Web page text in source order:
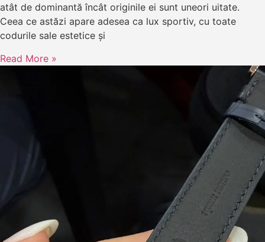
atât de dominantă încât originile ei sunt uneori uitate.
Ceea ce astăzi apare adesea ca lux sportiv, cu toate
codurile sale estetice și
Read More »